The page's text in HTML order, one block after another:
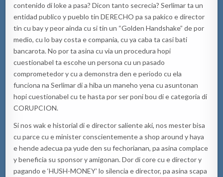
contenido di loke a pasa? Dicon tanto secrecia? Serlimar ta un
entidad publico y pueblo tin DERECHO pa sa pakico e director
tin cu bay y peor ainda cu si tin un “Golden Handshake” de por
medio, cu lo bay costa e compania, cu ya caba ta casi bati
bancarota. No por ta asina cu via un procedura hopi
cuestionabel ta escohe un persona cu un pasado
comprometedor y cu a demonstra den e periodo cu ela
funciona na Serlimar di a hiba un maneho yena cu asuntonan
hopi cuestionabel cu te hasta por ser poni bou di e categoria di
CORUPCION.
Si nos wak e historial di e director saliente aki, nos mester bisa
cu parce cu e minister conscientemente a shop around y haya
e hende adecua pa yude den su fechorianan, pa asina complace
y beneficia su sponsor y amigonan. Dor di core cu e director y
pagando e ‘HUSH-MONEY’ lo silencia e director, pa asina scapa